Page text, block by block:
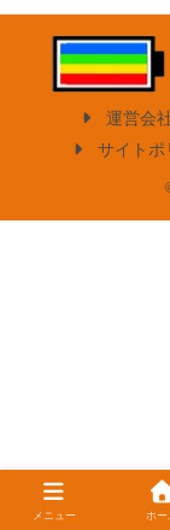
運営会
サイトポ
メニュー ホー